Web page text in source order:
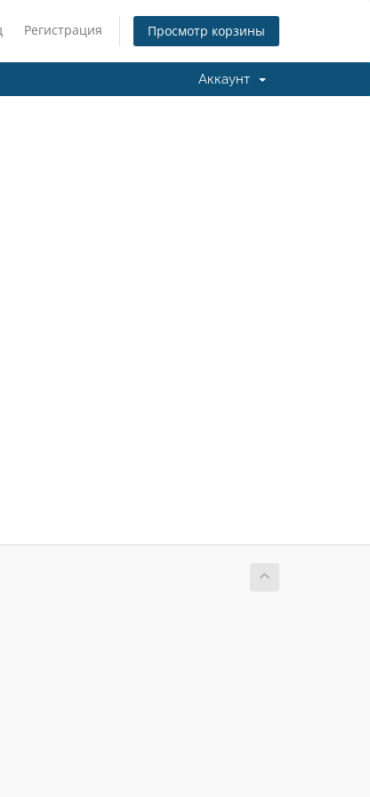
Регистрация Просмотр корзины
Аккаунт